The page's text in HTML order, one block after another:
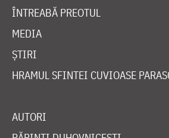
ÎNTREABĂ PREOTUL
MEDIA
ȘTIRI
HRAMUL SFINTEI CUVIOASE
AUTORI